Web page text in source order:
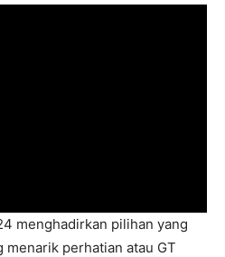
menghadirkan pilihan yang
menarik perhatian atau GT